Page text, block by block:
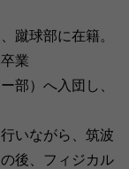
蹴球部に在籍。
業
部）へ入団し、
いながら、筑波
後、フィジカル